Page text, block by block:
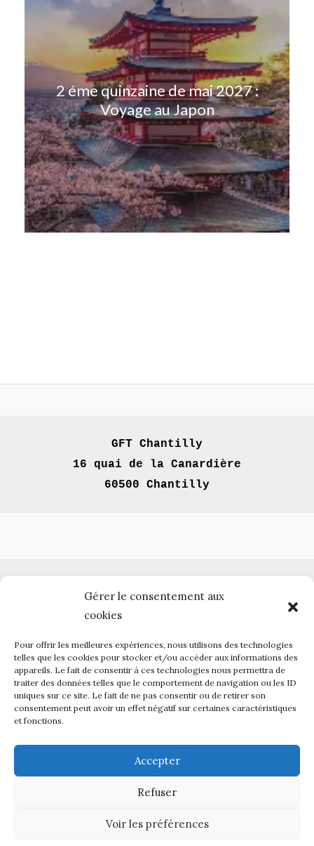
Gérer le consentement aux
cookies
Pour offrir les meilleures expériences, nous utilisons des technologies
telles que les cookies pour stocker et/ou accéder aux informations des
appareils. Le fait de consentir à ces technologies nous permettra de
traiter des données telles que le comportement de navigation ou les ID
uniques sur ce site. Le fait de ne pas consentir ou de retirer son
consentement peut avoir un effet négatif sur certaines caractéristiques
et fonctions.
Accepter
Refuser
Voir les préférences
2 éme quinzaine de mai 2027 :
Voyage au Japon
GFT Chantilly
16 quai de la Canardière
60500 Chantilly
Vendredi de 10h à 12h et de 14h à 16h
.
03 44 57 84 91
06 42 41 46 86